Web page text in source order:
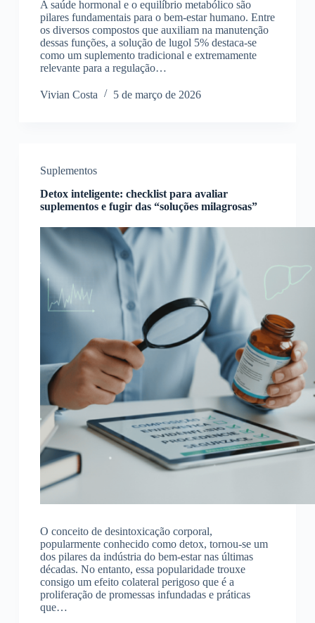
A saúde hormonal e o equilíbrio metabólico são
pilares fundamentais para o bem-estar humano. Entre
os diversos compostos que auxiliam na manutenção
dessas funções, a solução de lugol 5% destaca-se
como um suplemento tradicional e extremamente
relevante para a regulação…
Vivian Costa 5 de março de 2026
Suplementos
Detox inteligente: checklist para avaliar
suplementos e fugir das “soluções milagrosas”
O conceito de desintoxicação corporal,
popularmente conhecido como detox, tornou-se um
dos pilares da indústria do bem-estar nas últimas
décadas. No entanto, essa popularidade trouxe
consigo um efeito colateral perigoso que é a
proliferação de promessas infundadas e práticas
que…